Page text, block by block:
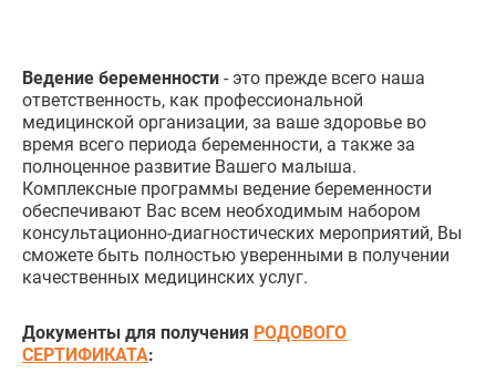
Ведение беременности - это прежде всего наша
ответственность, как профессиональной
медицинской организации, за ваше здоровье во
время всего периода беременности, а также за
полноценное развитие Вашего малыша.
Комплексные программы ведение беременности
обеспечивают Вас всем необходимым набором
консультационно-диагностических мероприятий, Вы
сможете быть полностью уверенными в получении
качественных медицинских услуг.
Документы для получения РОДОВОГО
СЕРТИФИКАТА: